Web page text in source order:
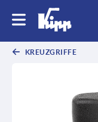
KREUZGRIFFE